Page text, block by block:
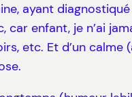
ayant
enfant, je n’ai
etc. Et d’un calme